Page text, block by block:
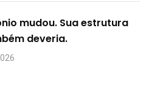
mudou. Sua estrutura
deveria.